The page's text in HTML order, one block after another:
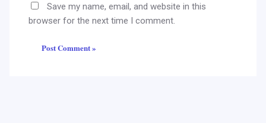
Save my name, email, and website in this
browser for the next time I comment.